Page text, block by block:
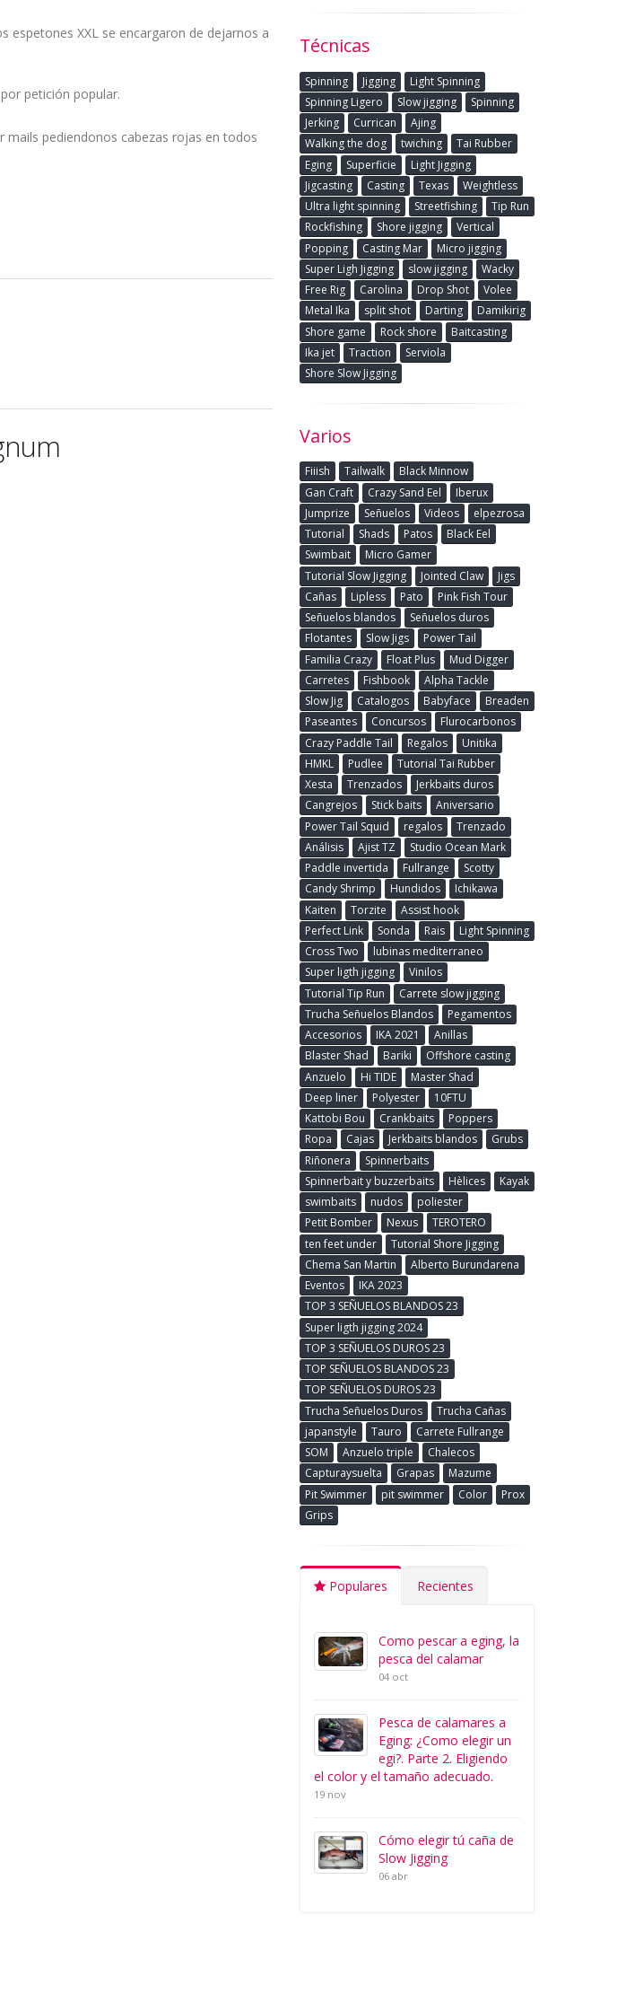
espetones XXL se encargaron de dejarnos a
petición popular.
pediendonos cabezas rojas en todos
Técnicas
Spinning Jigging
Light Spinning
Spinning Ligero
Slow jigging
Spinning
Jerking
Currican
Ajing
Walking the dog
twiching
Tai Rubber
Eging
Superficie
Light Jigging
Jigcasting
Casting Texas
Weightless
Ultra light spinning
Streetfishing
Tip Run
Rockfishing
Shore jigging
Vertical
Popping
Casting Mar
Micro jigging
Super Ligh Jigging
slow jigging
Wacky
Free Rig
Carolina Drop Shot
Volee
Metal Ika
split shot Darting
Damikirig
Shore game
Rock shore
Baitcasting
Ika jet
Traction
Serviola
Shore Slow Jigging
Varios
Fiiish Tailwalk
Black Minnow
Gan Craft
Crazy Sand Eel
Iberux
Jumprize
Señuelos Videos
elpezrosa
Tutorial
Shads Patos
Black Eel
Swimbait
Micro Gamer
Tutorial Slow Jigging
Jointed Claw
Jigs
Cañas
Lipless Pato
Pink Fish Tour
Señuelos blandos
Señuelos duros
Flotantes
Slow Jigs
Power Tail
Familia Crazy
Float Plus
Mud Digger
Carretes
Fishbook
Alpha Tackle
Slow Jig
Catalogos Babyface
Breaden
Paseantes
Concursos
Flurocarbonos
Crazy Paddle Tail
Regalos
Unitika
HMKL
Pudlee
Tutorial Tai Rubber
Xesta
Trenzados
Jerkbaits duros
Cangrejos
Stick baits
Aniversario
Power Tail Squid
regalos
Trenzado
Análisis
Ajist TZ
Studio Ocean Mark
Paddle invertida
Fullrange
Scotty
Candy Shrimp
Hundidos
Ichikawa
Kaiten
Torzite
Assist hook
Perfect Link
Sonda Rais
Light Spinning
Cross Two
lubinas mediterraneo
Super ligth jigging
Vinilos
Tutorial Tip Run
Carrete slow jigging
Trucha Señuelos Blandos
Pegamentos
Accesorios
IKA 2021
Anillas
Blaster Shad
Bariki
Offshore casting
Anzuelo
Hi TIDE
Master Shad
Deep liner
Polyester
10FTU
Kattobi Bou
Crankbaits
Poppers
Ropa
Cajas Jerkbaits blandos
Grubs
Riñonera
Spinnerbaits
Spinnerbait y buzzerbaits
Hèlices
Kayak
swimbaits
nudos
poliester
Petit Bomber
Nexus
TEROTERO
ten feet under
Tutorial Shore Jigging
Chema San Martin
Alberto Burundarena
Eventos
IKA 2023
TOP 3 SEÑUELOS BLANDOS 23
Super ligth jigging 2024
TOP 3 SEÑUELOS DUROS 23
TOP SEÑUELOS BLANDOS 23
TOP SEÑUELOS DUROS 23
Trucha Señuelos Duros
Trucha Cañas
japanstyle
Tauro
Carrete Fullrange
SOM
Anzuelo triple
Chalecos
Capturaysuelta
Grapas
Mazume
Pit Swimmer
pit swimmer Color
Prox
Grips
Populares Recientes
Como pescar a eging, la
pesca del calamar
04 oct
Pesca de calamares a
Eging: ¿Como elegir un
egi?. Parte 2. Eligiendo
el color y el tamaño adecuado.
19 nov
Cómo elegir tú caña de
Slow Jigging
06 abr